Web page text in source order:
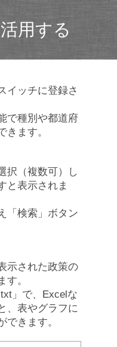
用する
イッチに登録さ
で種別や都道府
きます。
択（複数可）し
と表示されま
「検索」ボタン
示された政策の
す。
」で、Excelな
、表やグラフに
できます。